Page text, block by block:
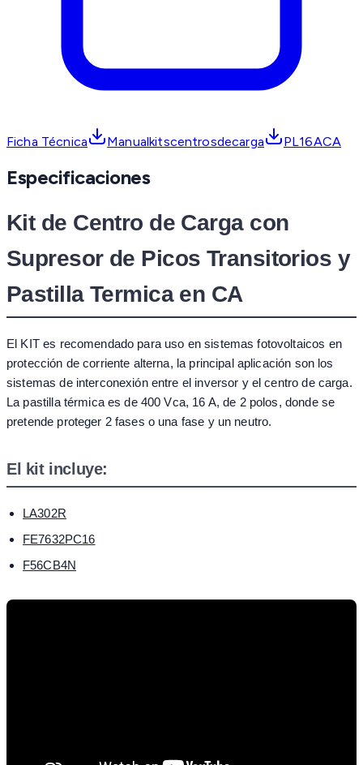
Ficha Técnica Manualkitscentrosdecarga PL16ACA
Especificaciones
Kit de Centro de Carga con
Supresor de Picos Transitorios y
Pastilla Termica en CA
El KIT es recomendado para uso en sistemas fotovoltaicos en
protección de corriente alterna, la principal aplicación son los
sistemas de interconexión entre el inversor y el centro de carga.
La pastilla térmica es de 400 Vca, 16 A, de 2 polos, donde se
pretende proteger 2 fases o una fase y un neutro.
El kit incluye:
LA302R
FE7632PC16
F56CB4N